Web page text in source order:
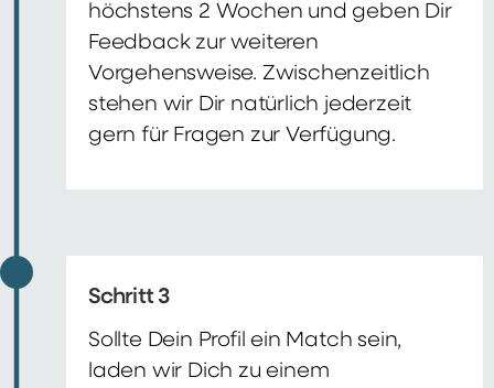
höchstens 2 Wochen und geben Dir
Feedback zur weiteren
Vorgehensweise. Zwischenzeitlich
stehen wir Dir natürlich jederzeit
gern für Fragen zur Verfügung.
Schritt 3
Sollte Dein Profil ein Match sein,
laden wir Dich zu einem